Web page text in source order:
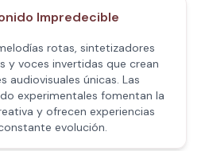
Impredecible
rotas, sintetizadores
y voces invertidas que crean
audiovisuales únicas. Las
experimentales fomentan la
y ofrecen experiencias
evolución.